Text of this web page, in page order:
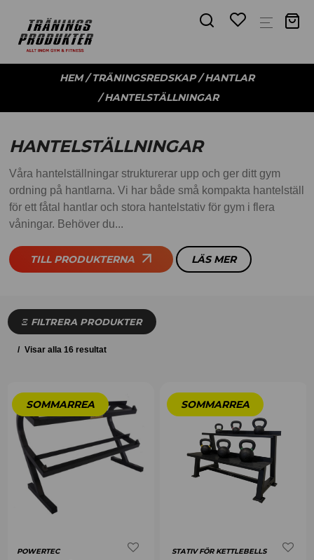
HEM/TRÄNINGSREDSKAP/HANTLAR
/ HANTELSTÄLLNINGAR
HANTELSTÄLLNINGAR
Våra hantelställningar strukturerar upp och ger ditt gym
ordning på hantlarna. Vi har både små kompakta hantelställ
för ett fåtal hantlar och stora hantelstativ för gym i flera
våningar. Behöver du...
TILL PRODUKTERNA LÄS MER
FILTRERA PRODUKTER
Visar alla 16 resultat
POWERTEC
STATIV FÖR KETTLEBELLS